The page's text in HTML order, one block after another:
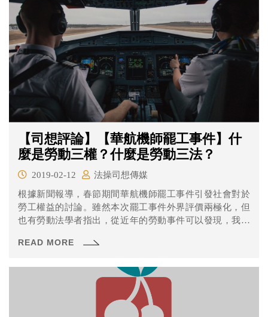
【司想評論】【華航機師罷工事件】什
麼是勞動三權？什麼是勞動三法？
2019-02-12
法操司想傳媒
根據新聞報導，春節期間華航機師罷工事件引發社會對於
勞工權益的討論。雖然本次罷工事件外界評價兩極化，但
也有勞動法學者指出，從近年的勞動事件可以發現，我國
的逐步修正，越來越多人開始重視勞工權益問題。而當我
什麼是「勞動三權」了。 所謂的「勞動三權」，其實是
「團結權」、「團體協商權」、「爭議權」三者的總稱，
READ MORE